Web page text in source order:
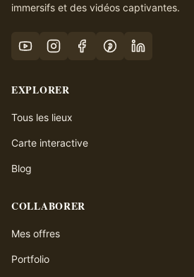
immersifs et des vidéos captivantes.
EXPLORER
Tous les lieux
Carte interactive
Blog
COLLABORER
Mes offres
Portfolio